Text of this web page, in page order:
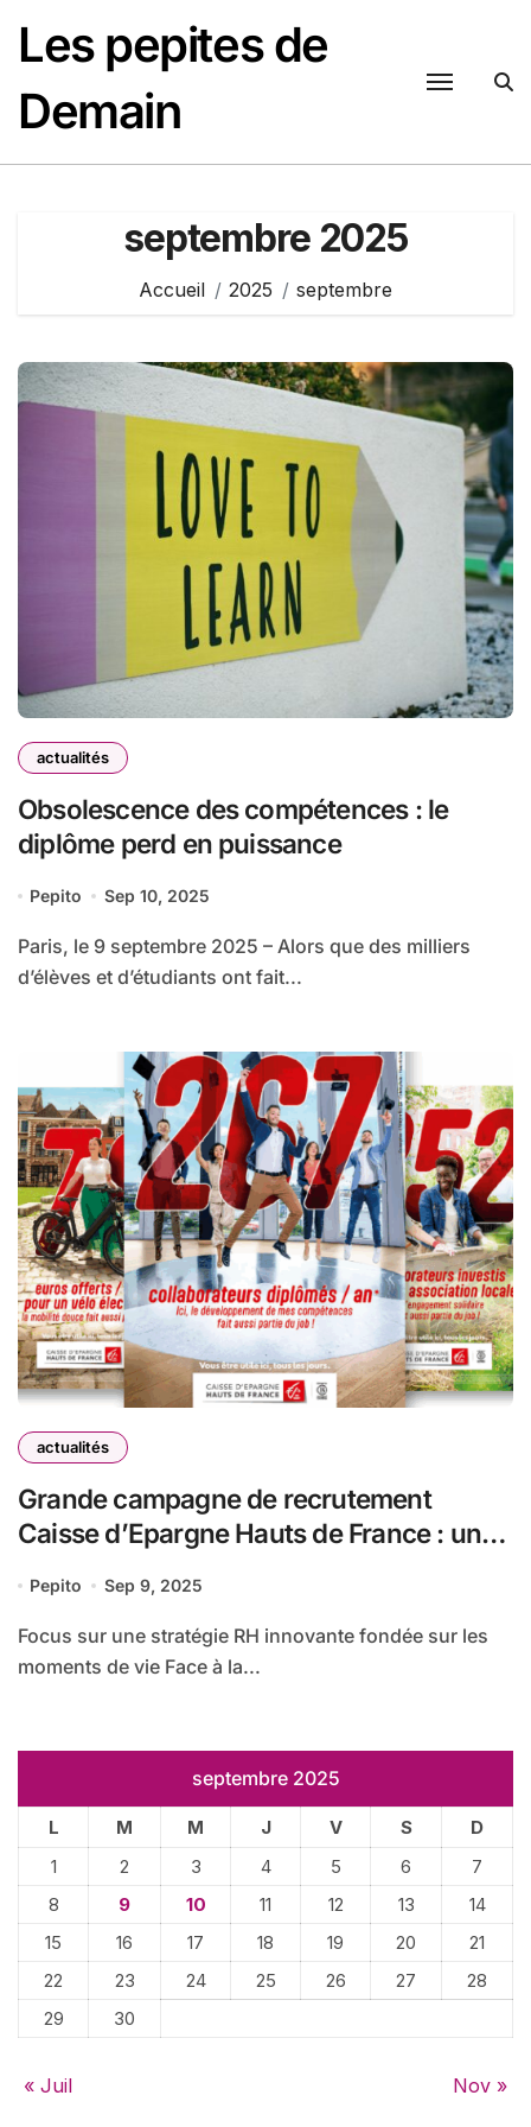
contenu
Les pepites de
Demain
septembre 2025
Accueil 2025 septembre
actualités
Obsolescence des compétences : le
diplôme perd en puissance
Pepito Sep 10, 2025
Paris, le 9 septembre 2025 – Alors que des milliers
d’élèves et d’étudiants ont fait...
actualités
Grande campagne de recrutement
Caisse d’Epargne Hauts de France : une
clé
Pepito Sep 9, 2025
Focus sur une stratégie RH innovante fondée sur les
moments de vie Face à la...
septembre 2025
L M M J V S
D
1
2 3 4 5 6
7
8
9 10 11 12 13
14
15
16 17 18 19 20
21
22
23 24 25 26 27
28
29
30
« Juil Nov »